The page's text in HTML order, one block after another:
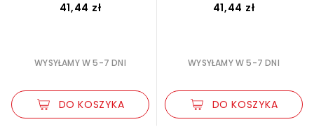
41,44 zł
WYSYŁAMY W 5-7 DNI
DO KOSZYKA
41,44 zł
WYSYŁAMY W 5-7 DNI
DO KOSZYKA